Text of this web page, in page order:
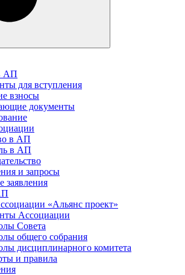
АП
для вступления
взносы
документы
в АП
в АП
и запросы
заявления
«Альянс проект»
Ассоциации
Совета
общего собрания
дисциплинарного комитета
и правила